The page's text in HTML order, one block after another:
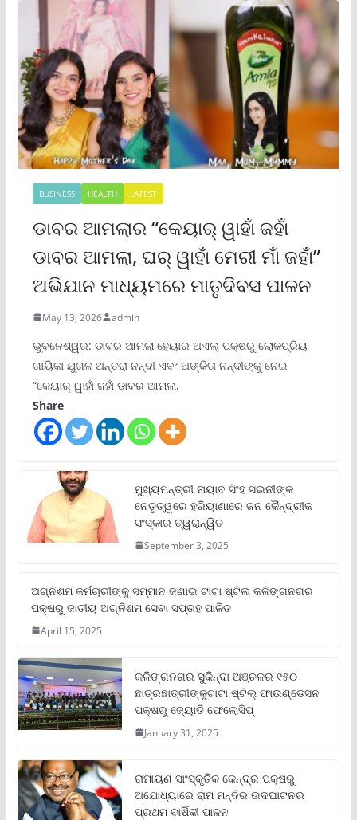
BUSINESS HEALTH LATEST
ଡାବର ଆମଲାର “କେୟାର୍ ୱାହାଁ ଜହାଁ
ଡାବର ଆମଲା, ଘର୍ ୱାହାଁ ମେରୀ ମାଁ ଜହାଁ”
ଅଭିଯାନ ମାଧ୍ୟମରେ ମାତୃଦିବସ ପାଳନ
May 13, 2026 admin
ଭୁବନେଶ୍ୱର: ଡାବର ଆମଲା ହେୟାର ଅଏଲ୍ ପକ୍ଷରୁ ଲୋକପ୍ରିୟ
ଗାୟିକା ଯୁଗଳ ଅନ୍ତରା ନନ୍ଦୀ ଏବଂ ଅଙ୍କିତା ନନ୍ଦୀଙ୍କୁ ନେଇ
“କେୟାର୍ ୱାହାଁ ଜହାଁ ଡାବର ଆମଲା,
Share
ମୁଖ୍ୟମନ୍ତ୍ରୀ ନାୟାବ ସିଂହ ସଇନୀଙ୍କ
ନେତୃତ୍ୱରେ ହରିୟାଣାରେ ଜନ କୈନ୍ଦ୍ରୀକ
ସଂସ୍କାର ତ୍ୱରାନ୍ୱିତ
September 3, 2025
ଅଗ୍ନିଶମ କର୍ମଚାରୀଙ୍କୁ ସମ୍ମାନ ଜଣାଇ ଟାଟା ଷ୍ଟିଲ କଳିଙ୍ଗନଗର
ପକ୍ଷରୁ ଜାତୀୟ ଅଗ୍ନିଶମ ସେବା ସପ୍ତାହ ପାଳିତ
April 15, 2025
କଳିଙ୍ଗନଗର ସୁକିନ୍ଦା ଅଞ୍ଚଳର ୧୫୦
ଛାତ୍ରଛାତ୍ରୀଙ୍କୁଟାଟା ଷ୍ଟିଲ୍ ଫାଉଣ୍ଡେସନ
ପକ୍ଷରୁ ଜ୍ୟୋତି ଫେଲୋସିପ୍‌
January 31, 2025
ରାମାୟଣ ସାଂସ୍କୃତିକ କେନ୍ଦ୍ର ପକ୍ଷରୁ
ଅଯୋଧ୍ୟାରେ ରାମ ମନ୍ଦିର ଉଦଘାଟନର
ପ୍ରଥମ ବାର୍ଷିକୀ ପାଳନ